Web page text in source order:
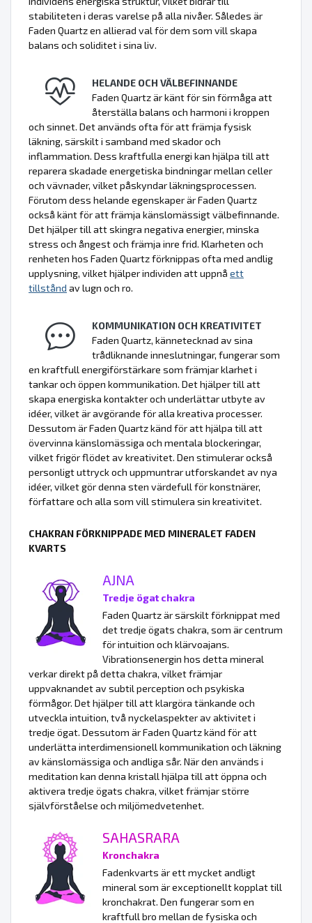
stabiliteten i deras varelse på alla nivåer. Således är
Faden Quartz en allierad val för dem som vill skapa
balans och soliditet i sina liv.
HELANDE OCH VÄLBEFINNANDE
Faden Quartz är känt för sin förmåga att
återställa balans och harmoni i kroppen
och sinnet. Det används ofta för att främja fysisk
läkning, särskilt i samband med skador och
inflammation. Dess kraftfulla energi kan hjälpa till att
reparera skadade energetiska bindningar mellan celler
och vävnader, vilket påskyndar läkningsprocessen.
Förutom dess helande egenskaper är Faden Quartz
också känt för att främja känslomässigt välbefinnande.
Det hjälper till att skingra negativa energier, minska
stress och ångest och främja inre frid. Klarheten och
renheten hos Faden Quartz förknippas ofta med andlig
upplysning, vilket hjälper individen att uppnå ett
tillstånd av lugn och ro.
KOMMUNIKATION OCH KREATIVITET
Faden Quartz, kännetecknad av sina
trådliknande inneslutningar, fungerar som
en kraftfull energiförstärkare som främjar klarhet i
tankar och öppen kommunikation. Det hjälper till att
skapa energiska kontakter och underlättar utbyte av
idéer, vilket är avgörande för alla kreativa processer.
Dessutom är Faden Quartz känd för att hjälpa till att
övervinna känslomässiga och mentala blockeringar,
vilket frigör flödet av kreativitet. Den stimulerar också
personligt uttryck och uppmuntrar utforskandet av nya
idéer, vilket gör denna sten värdefull för konstnärer,
författare och alla som vill stimulera sin kreativitet.
CHAKRAN FÖRKNIPPADE MED MINERALET FADEN
KVARTS
AJNA
Tredje ögat chakra
Faden Quartz är särskilt förknippat med
det tredje ögats chakra, som är centrum
för intuition och klärvoajans.
Vibrationsenergin hos detta mineral
verkar direkt på detta chakra, vilket främjar
uppvaknandet av subtil perception och psykiska
förmågor. Det hjälper till att klargöra tänkande och
utveckla intuition, två nyckelaspekter av aktivitet i
tredje ögat. Dessutom är Faden Quartz känd för att
underlätta interdimensionell kommunikation och läkning
av känslomässiga och andliga sår. När den används i
meditation kan denna kristall hjälpa till att öppna och
aktivera tredje ögats chakra, vilket främjar större
självförståelse och miljömedvetenhet.
SAHASRARA
Kronchakra
Fadenkvarts är ett mycket andligt
mineral som är exceptionellt kopplat till
kronchakrat. Den fungerar som en
kraftfull bro mellan de fysiska och